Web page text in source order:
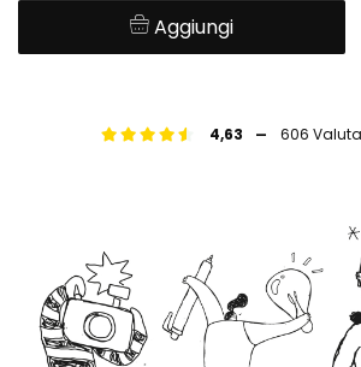
Aggiungi
4,63 - 606